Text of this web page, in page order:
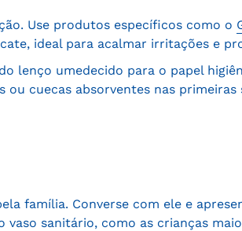
Use produtos específicos como o
ideal para acalmar irritações e
lenço umedecido para o papel
cuecas absorventes nas primeiras
família. Converse com ele e
vaso sanitário, como as crianças